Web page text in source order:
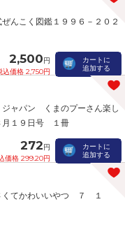
んこく図鑑１９９６－２０２
2,500円
込価格 2,750円
カートに
追加する
ジャパン くまのプーさん楽し
月１９日号 １冊
272円
価格 299.20円
カートに
追加する
てかわいいやつ ７ １